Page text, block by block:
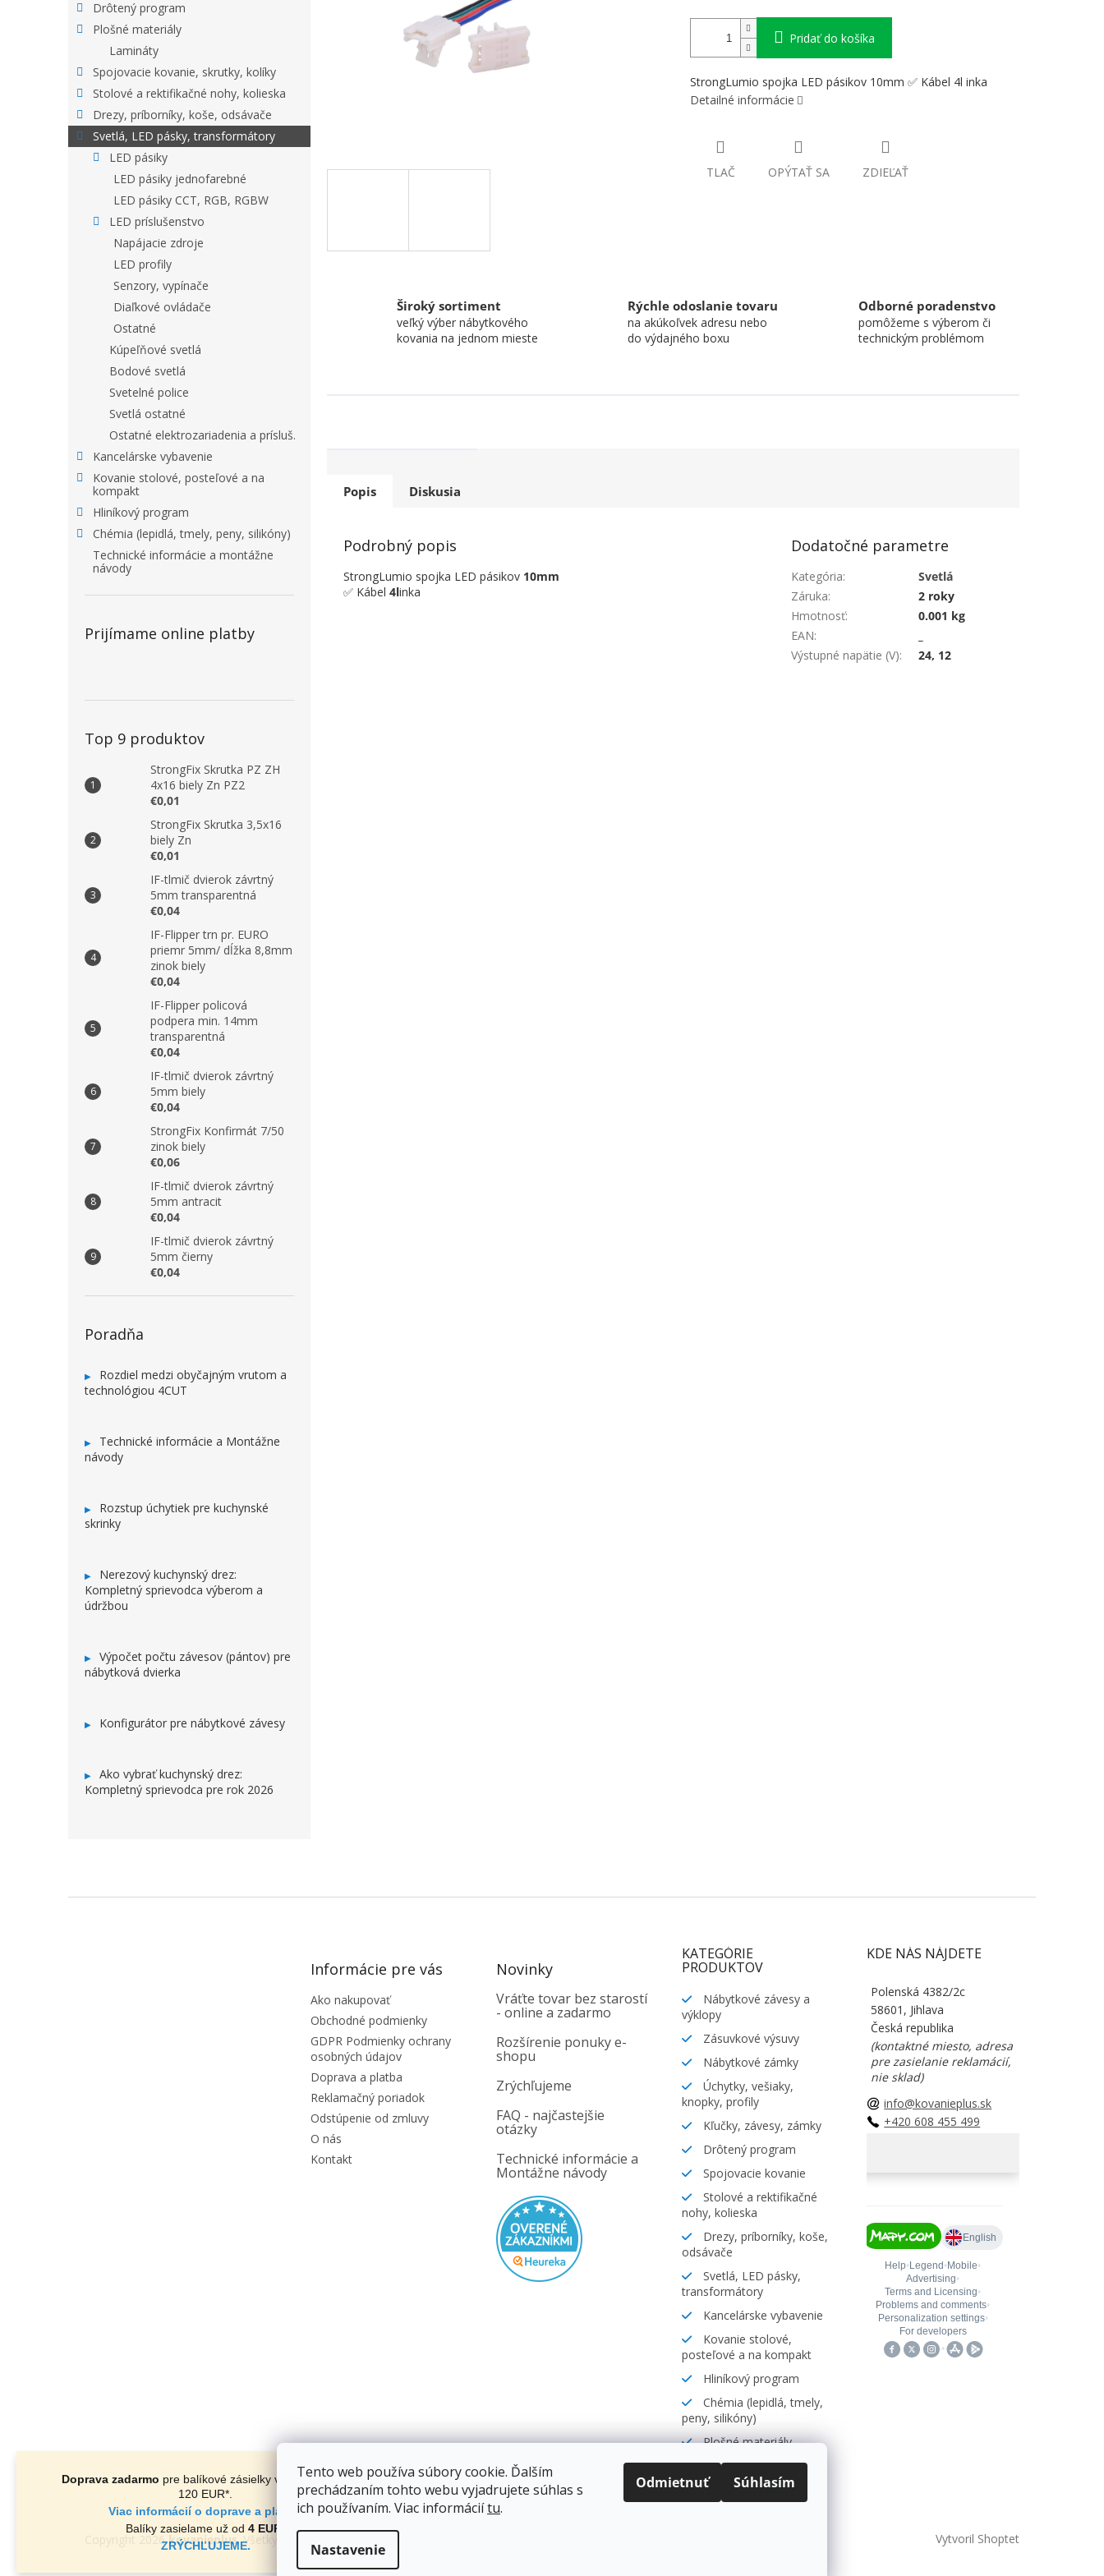
Tento web používa súbory cookie. Ďalším
prechádzaním tohto webu vyjadrujete súhlas s
ich používaním. Viac informáciítu.
Nastavenie
Odmietnuť Súhlasím
Doprava zadarmo pre balíkové zásielky v hodnote nad
120 EUR*
Viac informácií o doprave a platbe.
Balíky zasielame už od 4 EUR
ZRÝCHĽUJEME.
Drôtený program
Plošné materiály
Lamináty
Spojovacie kovanie, skrutky, kolíky
Stolové a rektifikačné nohy, kolieska
Drezy, príborníky, koše, odsávače
Svetlá, LED pásky, transformátory
LED pásiky
LED pásiky jednofarebné
LED pásiky CCT, RGB, RGBW
LED príslušenstvo
Napájacie zdroje
LED profily
Senzory, vypínače
Diaľkové ovládače
Ostatné
Kúpeľňové svetlá
Bodové svetlá
Svetelné police
Svetlá ostatné
Ostatné elektrozariadenia a prísluš.
Kancelárske vybavenie
Kovanie stolové, posteľové a na
kompakt
Hliníkový program
Chémia (lepidlá, tmely, peny, silikóny)
Technické informácie a montážne
návody
Prijímame online platby
Top 9 produktov
StrongFix Skrutka PZ ZH
4x16 biely Zn PZ2
€0,01
StrongFix Skrutka 3,5x16
biely Zn
€0,01
IF-tlmič dvierok závrtný
5mm transparentná
€0,04
IF-Flipper trn pr. EURO
priemr 5mm/ dĺžka 8,8mm
zinok biely
€0,04
IF-Flipper policová
podpera min. 14mm
transparentná
€0,04
IF-tlmič dvierok závrtný
5mm biely
€0,04
StrongFix Konfirmát 7/50
zinok biely
€0,06
IF-tlmič dvierok závrtný
5mm antracit
€0,04
IF-tlmič dvierok závrtný
5mm čierny
€0,04
Poradňa
Rozdiel medzi obyčajným vrutom a
technológiou 4CUT
Technické informácie a Montážne
návody
Rozstup úchytiek pre kuchynské
skrinky
Nerezový kuchynský drez:
Kompletný sprievodca výberom a
údržbou
Výpočet počtu závesov (pántov) pre
nábytková dvierka
Konfigurátor pre nábytkové závesy
Ako vybrať kuchynský drez:
Kompletný sprievodca pre rok 2026
Pridať do košíka
StrongLumio spojka LED pásikov 10mm ✅ Kábel 4l inka
Detailné informácie
TLAČ OPÝTAŤ SA ZDIEĽAŤ
Široký sortiment
veľký výber nábytkového
kovania na jednom mieste
Rýchle odoslanie tovaru
na akúkoľvek adresu nebo
do výdajného boxu
Odborné poradenstvo
pomôžeme s výberom či
technickým problémom
Popis Diskusia
Podrobný popis
StrongLumio spojka LED pásikov 10mm
✅ Kábel 4linka
Dodatočné parametre
Kategória:
Svetlá
Záruka:
2 roky
Hmotnosť:
0.001 kg
EAN:
Výstupné napätie (V): 24, 12
Informácie pre vás
Ako nakupovať
Obchodné podmienky
GDPR Podmienky ochrany
osobných údajov
Doprava a platba
Reklamačný poriadok
Odstúpenie od zmluvy
O nás
Kontakt
Novinky
Vráťte tovar bez starostí
- online a zadarmo
Rozšírenie ponuky e-
shopu
Zrýchľujeme
FAQ - najčastejšie
otázky
Technické informácie a
Montážne návody
KATEGÓRIE
PRODUKTOV
Nábytkové závesy a
výklopy
Zásuvkové výsuvy
Nábytkové zámky
Úchytky, vešiaky,
knopky, profily
Kľučky, závesy, zámky
Drôtený program
Spojovacie kovanie
Stolové a rektifikačné
nohy, kolieska
Drezy, príborníky, koše,
odsávače
Svetlá, LED pásky,
transformátory
Kancelárske vybavenie
Kovanie stolové,
posteľové a na kompakt
Hliníkový program
Chémia (lepidlá, tmely,
peny, silikóny)
Plošné materiály,
KDE NÁS NÁJDETE
Polenská 4382/2c
58601, Jihlava
Česká republika
(kontaktné miesto, adresa
pre zasielanie reklamácií,
nie sklad)
info@kovanieplus.sk
+420 608 455 499
Vytvoril Shoptet
Copyright 2026kovanieplus. Všetky práva vyhradené.